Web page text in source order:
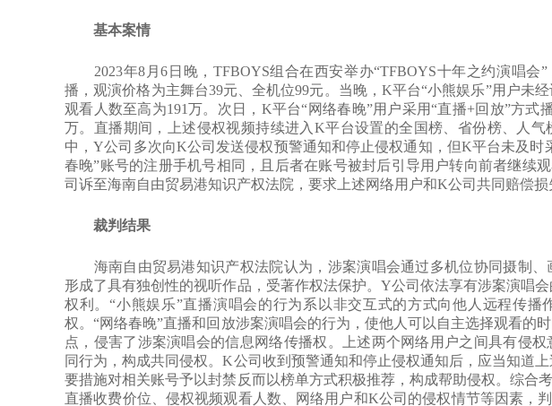
基本案情
2023年8月6日晚，TFBOYS组合在西安举办“TFBOYS十年之约演唱会
播，观演价格为主舞台39元、全机位99元。当晚，K平台“小熊娱乐”用户未
观看人数至高为191万。次日，K平台“网络春晚”用户采用“直播+回放”方式
万。直播期间，上述侵权视频持续进入K平台设置的全国榜、省份榜、人气
中，Y公司多次向K公司发送侵权预警通知和停止侵权通知，但K平台未及时
春晚”账号的注册手机号相同，且后者在账号被封后引导用户转向前者继续
司诉至海南自由贸易港知识产权法院，要求上述网络用户和K公司共同赔偿损
裁判结果
海南自由贸易港知识产权法院认为，涉案演唱会通过多机位协同摄制、
形成了具有独创性的视听作品，受著作权法保护。Y公司依法享有涉案演唱
权利。“小熊娱乐”直播演唱会的行为系以非交互式的方式向他人远程传播
权。“网络春晚”直播和回放涉案演唱会的行为，使他人可以自主选择观看的
点，侵害了涉案演唱会的信息网络传播权。上述两个网络用户之间具有侵
同行为，构成共同侵权。K公司收到预警通知和停止侵权通知后，应当知道
要措施对相关账号予以封禁反而以榜单方式积极推荐，构成帮助侵权。综合
直播收费价位、侵权视频观看人数、网络用户和K公司的侵权情节等因素，